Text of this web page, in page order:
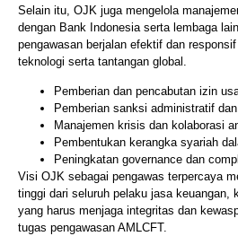
Selain itu, OJK juga mengelola
dengan Bank Indonesia serta lembaga
pengawasan berjalan efektif dan
teknologi serta tantangan global.
Pemberian dan pencabutan izin
Pemberian sanksi administratif
Manajemen krisis dan kolaborasi
Pembentukan kerangka syariah
Peningkatan governance dan
Visi OJK sebagai pengawas terpercaya
tinggi dari seluruh pelaku jasa keuangan,
yang harus menjaga integritas dan
tugas pengawasan AMLCFT.